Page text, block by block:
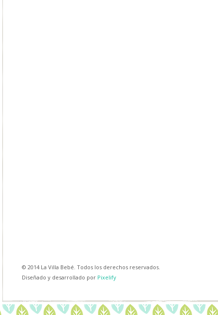
© 2014 La Villa Bebé. Todos los derechos reservados.
Diseñado y desarrollado por Pixelify